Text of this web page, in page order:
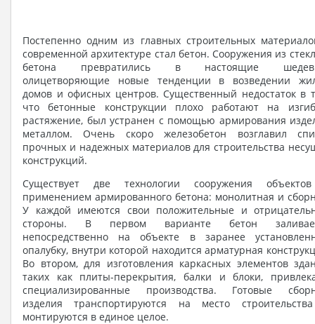
Постепенно одним из главных строительных
современной архитектуре стал бетон. Сооружения из
бетона превратились в настоящие
олицетворяющие новые тенденции в возведении
домов и офисных центров. Существенный недостаток в
что бетонные конструкции плохо работают на
растяжение, был устранен с помощью армирования
металлом. Очень скоро железобетон возглавил
прочных и надежных материалов для строительства
конструкций.
Существует две технологии сооружения
применением армированного бетона: монолитная и
У каждой имеются свои положительные и
стороны. В первом варианте бетон
непосредственно на объекте в заранее
опалубку, внутри которой находится арматурная
Во втором, для изготовления каркасных элементов
таких как плиты-перекрытия, балки и блоки,
специализированные производства. Готовые
изделия транспортируются на место
монтируются в единое целое.